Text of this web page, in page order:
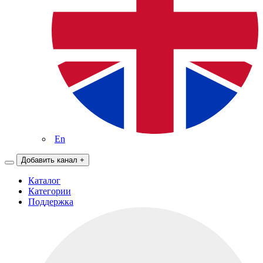
En
Добавить канал +
Каталог
Категории
Поддержка